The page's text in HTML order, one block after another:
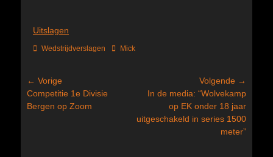
Uitslagen
Categorieën
Wedstrijdverslagen TagsMick
Bericht
navigatie
← Vorige
Vorig
bericht:
Competitie 1e Divisie
Bergen op Zoom
Volgende →
Volgend
In de media: “Wolvekamp
op EK onder 18 jaar
uitgeschakeld in series 1500
meter”